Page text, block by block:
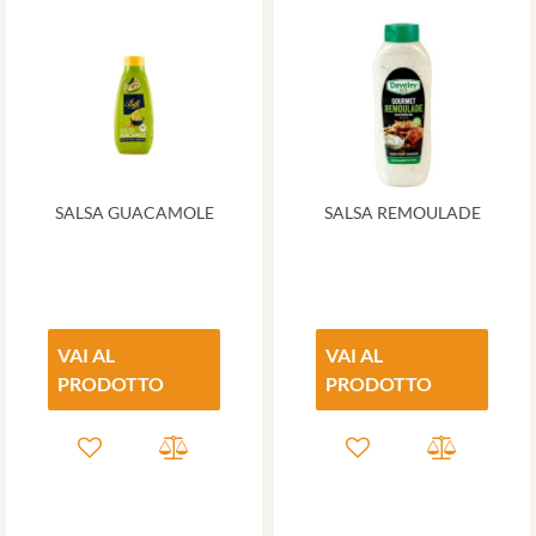
SALSA GUACAMOLE
VAI AL
PRODOTTO
SALSA REMOULADE
VAI AL
PRODOTTO